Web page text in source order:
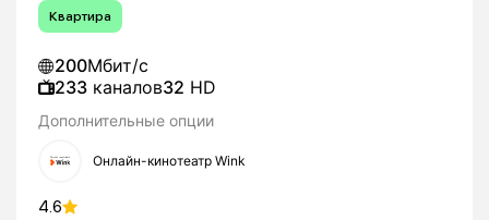
Квартира
200Мбит/с
233 каналов32 HD
Дополнительные опции
Онлайн-кинотеатр Wink
4.6